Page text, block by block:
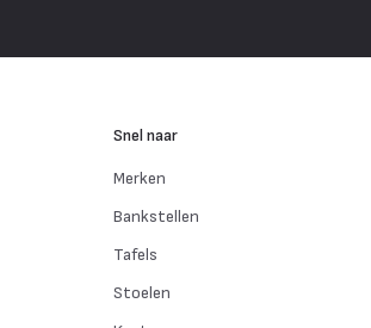
Snel naar
Merken
Bankstellen
Tafels
Stoelen